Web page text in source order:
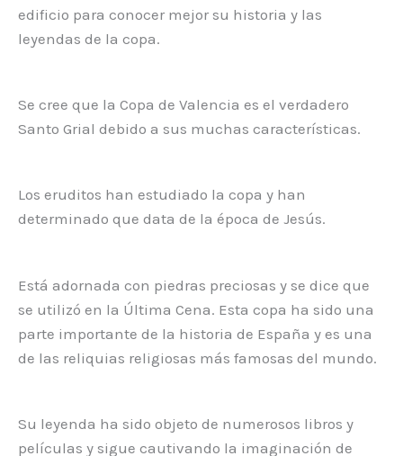
edificio para conocer mejor su historia y las
leyendas de la copa.
Se cree que la Copa de Valencia es el verdadero
Santo Grial debido a sus muchas características.
Los eruditos han estudiado la copa y han
determinado que data de la época de Jesús.
Está adornada con piedras preciosas y se dice que
se utilizó en la Última Cena. Esta copa ha sido una
parte importante de la historia de España y es una
de las reliquias religiosas más famosas del mundo.
Su leyenda ha sido objeto de numerosos libros y
películas y sigue cautivando la imaginación de